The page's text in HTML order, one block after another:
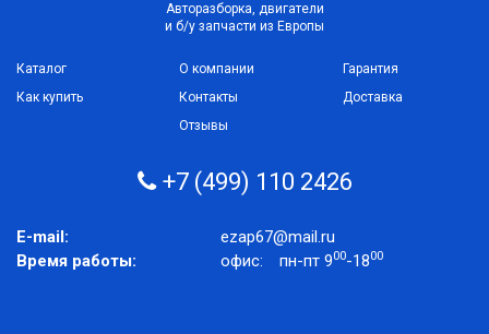
Авторазборка, двигатели
и б/у запчасти из Европы
Каталог
Как купить
О компании
Контакты
Отзывы
Гарантия
Доставка
+7 (499) 110 2426
E-mail:
ezap67@mail.ru
Время работы:
офис: пн-пт 900-1800